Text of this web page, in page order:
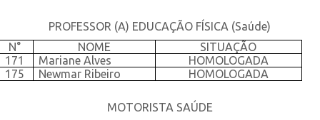
PROFESSOR (A) EDUCAÇÃO FÍSICA (Saúde)
N°
NOME
SITUAÇÃO
171
Mariane Alves
HOMOLOGADA
175
Newmar Ribeiro HOMOLOGADA
MOTORISTA SAÚDE